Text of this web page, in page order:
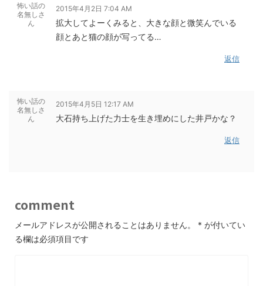
怖い話の
名無しさ
ん
2015年4月2日 7:04 AM
拡大してよーくみると、大きな顔と微笑んでいる
顔とあと猫の顔が写ってる…
返信
怖い話の
名無しさ
ん
2015年4月5日 12:17 AM
大石持ち上げた力士を生き埋めにした井戸かな？
返信
comment
メールアドレスが公開されることはありません。 * が付いてい
る欄は必須項目です